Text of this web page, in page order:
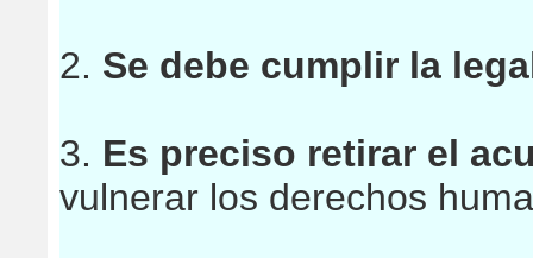
2. Se debe cumplir la
3. Es preciso retirar el
vulnerar los derechos